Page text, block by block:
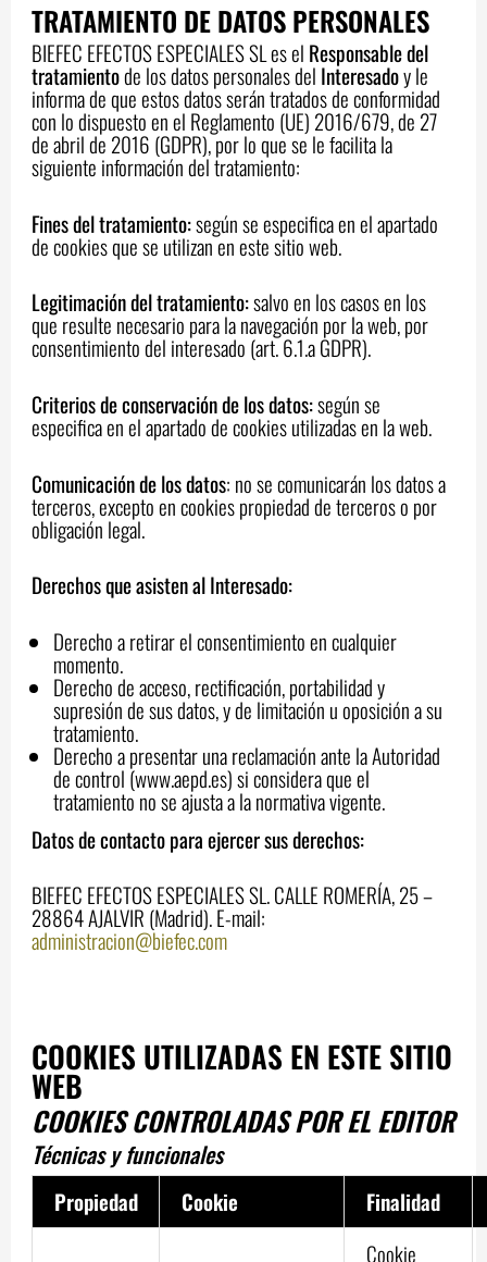
TRATAMIENTO DE DATOS PERSONALES
BIEFEC EFECTOS ESPECIALES SL es el Responsable del
tratamientode los datos personales del Interesadoy le
informa de que estos datos serán tratados de conformidad
con lo dispuesto en el Reglamento (UE) 2016/679, de 27
de abril de 2016 (GDPR), por lo que se le facilita la
siguiente información del tratamiento:
Fines del tratamiento:según se especifica en el apartado
de cookies que se utilizan en este sitio web.
Legitimación del tratamiento:salvo en los casos en los
que resulte necesario para la navegación por la web, por
consentimiento del interesado (art. 6.1.a GDPR).
Criterios de conservación de los datos:según se
especifica en el apartado de cookies utilizadas en la web.
Comunicación de los datos: no se comunicarán los datos a
terceros, excepto en cookies propiedad de terceros o por
obligación legal.
Derechos que asisten al Interesado:
Derecho a retirar el consentimiento en cualquier
momento.
Derecho de acceso, rectificación, portabilidad y
supresión de sus datos, y de limitación u oposición a su
tratamiento.
Derecho a presentar una reclamación ante la Autoridad
de control (www.aepd.es) si considera que el
tratamiento no se ajusta a la normativa vigente.
Datos de contacto para ejercer sus derechos:
BIEFEC EFECTOS ESPECIALES SL. CALLE ROMERÍA, 25 –
28864 AJALVIR (Madrid). E-mail:
administracion@biefec.com
COOKIES UTILIZADAS EN ESTE SITIO
WEB
COOKIES CONTROLADAS POR EL EDITOR
Técnicas y funcionales
Propiedad Cookie
Finalidad
Cookie